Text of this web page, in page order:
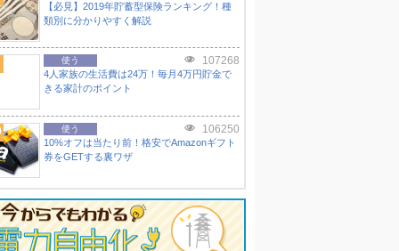
【必見】2019年貯蓄型保険ランキング！種
類別に分かりやすく解説
使う 107268
4人家族の生活費は24万！毎月4万円貯金で
きる家計のポイント
使う 106250
10%オフは当たり前！格安でAmazonギフト
券をGETする裏ワザ